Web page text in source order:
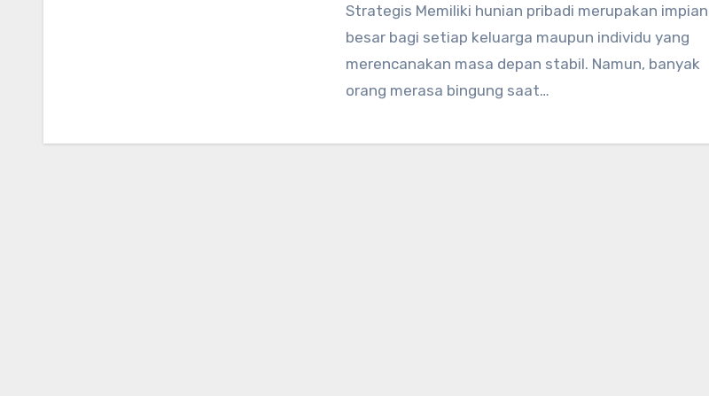
Strategis Memiliki hunian pribadi merupakan impian
besar bagi setiap keluarga maupun individu yang
merencanakan masa depan stabil. Namun, banyak
orang merasa bingung saat…